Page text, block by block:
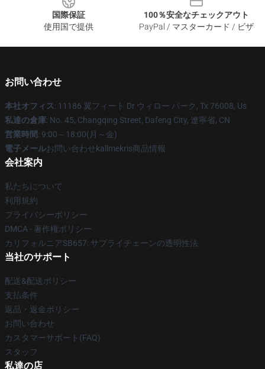
国際保証
使用国で提供
100％安全なチェックアウト
PayPal / マスターカード / ビザ
お問い合わせ
本社オフィス: 11186 翼フィート Dr ウィロー パーク, Tx 76008, Us
私達の倉庫: No. 45, Changqing Street, Dafeng City, 遼寧省, CN
営業時間: 9:00～18:00(月～金)
電子メールお問い合わせkallmekris商品情報
会社案内
私たちについて
利用規約
プライバシーポリシー
DMCA - 著作権ポリシー
カリフォルニアSB657: サプライチェーンの透明性法
当社のサポート
配送&配送ポリシー
支払条件
返品・返金ポリシー
お問い合わせ
カスタマーサポート(FAQ)
スタッフ
私達の店